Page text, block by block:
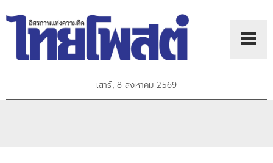
เสาร์, 8 สิงหาคม 2569